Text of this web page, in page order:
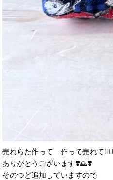
売れらた作って 作って売れて🙇‍♀️
ありがとうございます❣️🙏❣️
そのつど追加していますので